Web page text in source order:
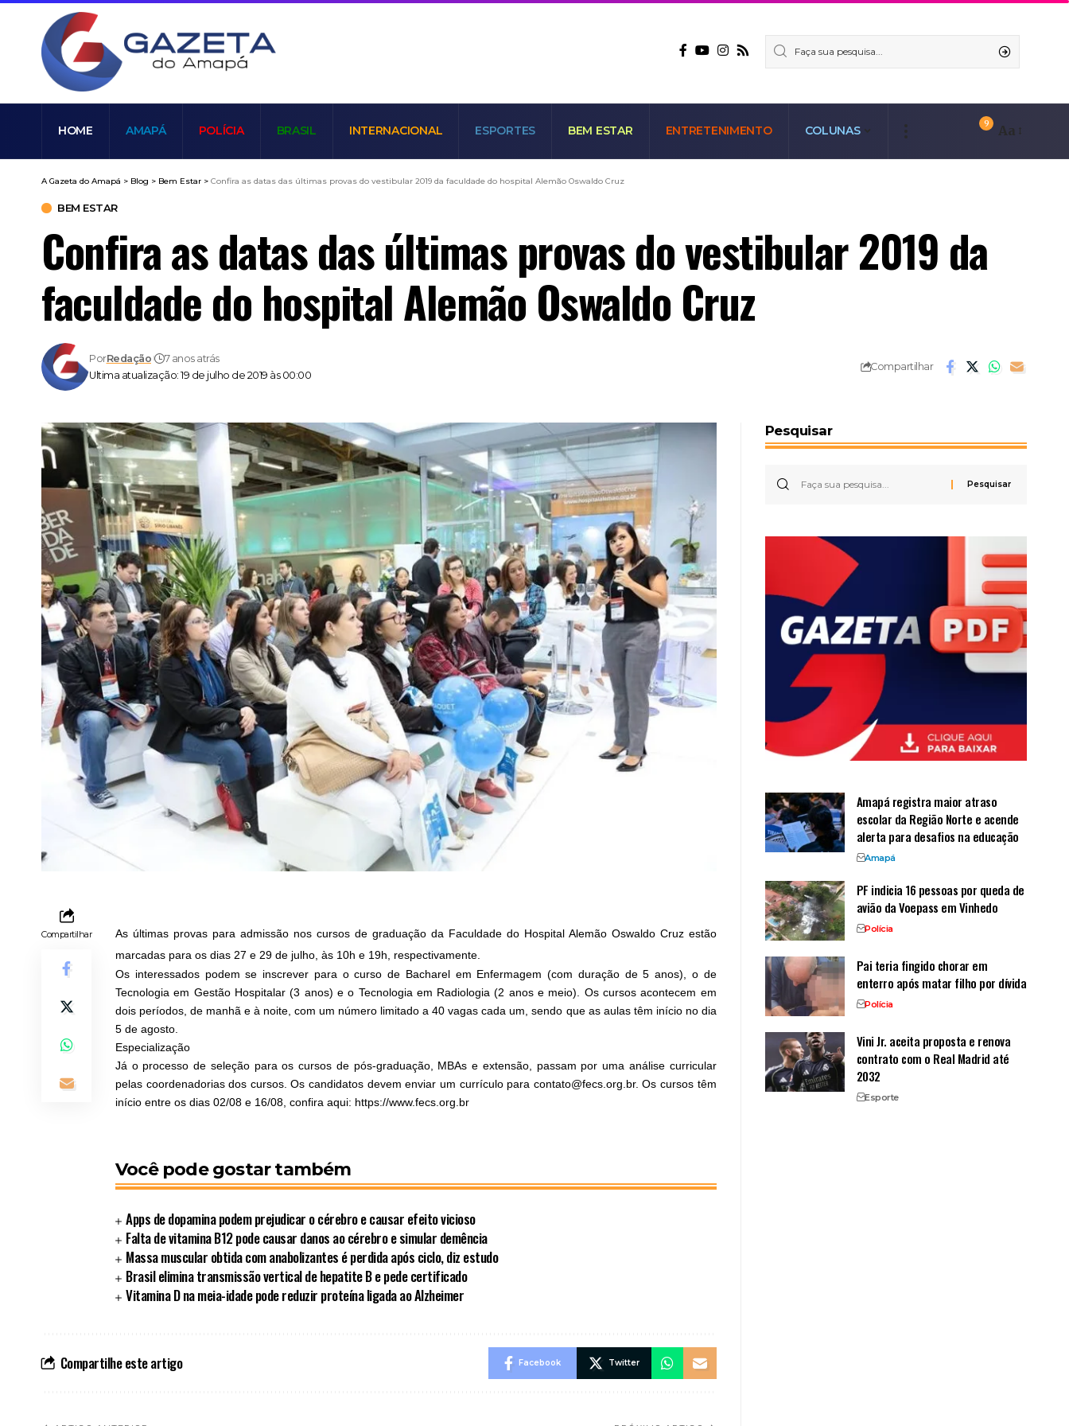
HOME AMAPÁ POLÍCIA BRASIL INTERNACIONAL ESPORTES BEM ESTAR ENTRETENIMENTO COLUNAS
9 Aa
A Gazeta do Amapá > Blog > Bem Estar > Confira as datas das últimas provas do vestibular 2019 da faculdade do hospital Alemão Oswaldo Cruz
BEM ESTAR
Confira as datas das últimas provas do vestibular 2019 da
faculdade do hospital Alemão Oswaldo Cruz
Ultima atualização: 19 de julho de 2019 às 00:00
PorRedação 7 anos atrás
Compartilhar
Compartilhar
As últimas provas para admissão nos cursos de graduação da Faculdade do Hospital Alemão Oswaldo Cruz estão
marcadas para os dias 27 e 29 de julho, às 10h e 19h, respectivamente.
Os interessados podem se inscrever para o curso de Bacharel em Enfermagem (com duração de 5 anos), o de
Tecnologia em Gestão Hospitalar (3 anos) e o Tecnologia em Radiologia (2 anos e meio). Os cursos acontecem em
dois períodos, de manhã e à noite, com um número limitado a 40 vagas cada um, sendo que as aulas têm início no dia
5 de agosto.
Especialização
Já o processo de seleção para os cursos de pós-graduação, MBAs e extensão, passam por uma análise curricular
pelas coordenadorias dos cursos. Os candidatos devem enviar um currículo para contato@fecs.org.br. Os cursos têm
início entre os dias 02/08 e 16/08, confira aqui: https://www.fecs.org.br
Você pode gostar também
Apps de dopamina podem prejudicar o cérebro e causar efeito vicioso
Falta de vitamina B12 pode causar danos ao cérebro e simular demência
Massa muscular obtida com anabolizantes é perdida após ciclo, diz estudo
Brasil elimina transmissão vertical de hepatite B e pede certificado
Vitamina D na meia-idade pode reduzir proteína ligada ao Alzheimer
Compartilhe este artigo Facebook Twitter
Pesquisar
Amapá registra maior atraso
escolar da Região Norte e acende
alerta para desafios na educação
Amapá
PF indicia 16 pessoas por queda de
avião da Voepass em Vinhedo
Polícia
Pai teria fingido chorar em
enterro após matar filho por dívida
Polícia
Vini Jr. aceita proposta e renova
contrato com o Real Madrid até
2032
Esporte